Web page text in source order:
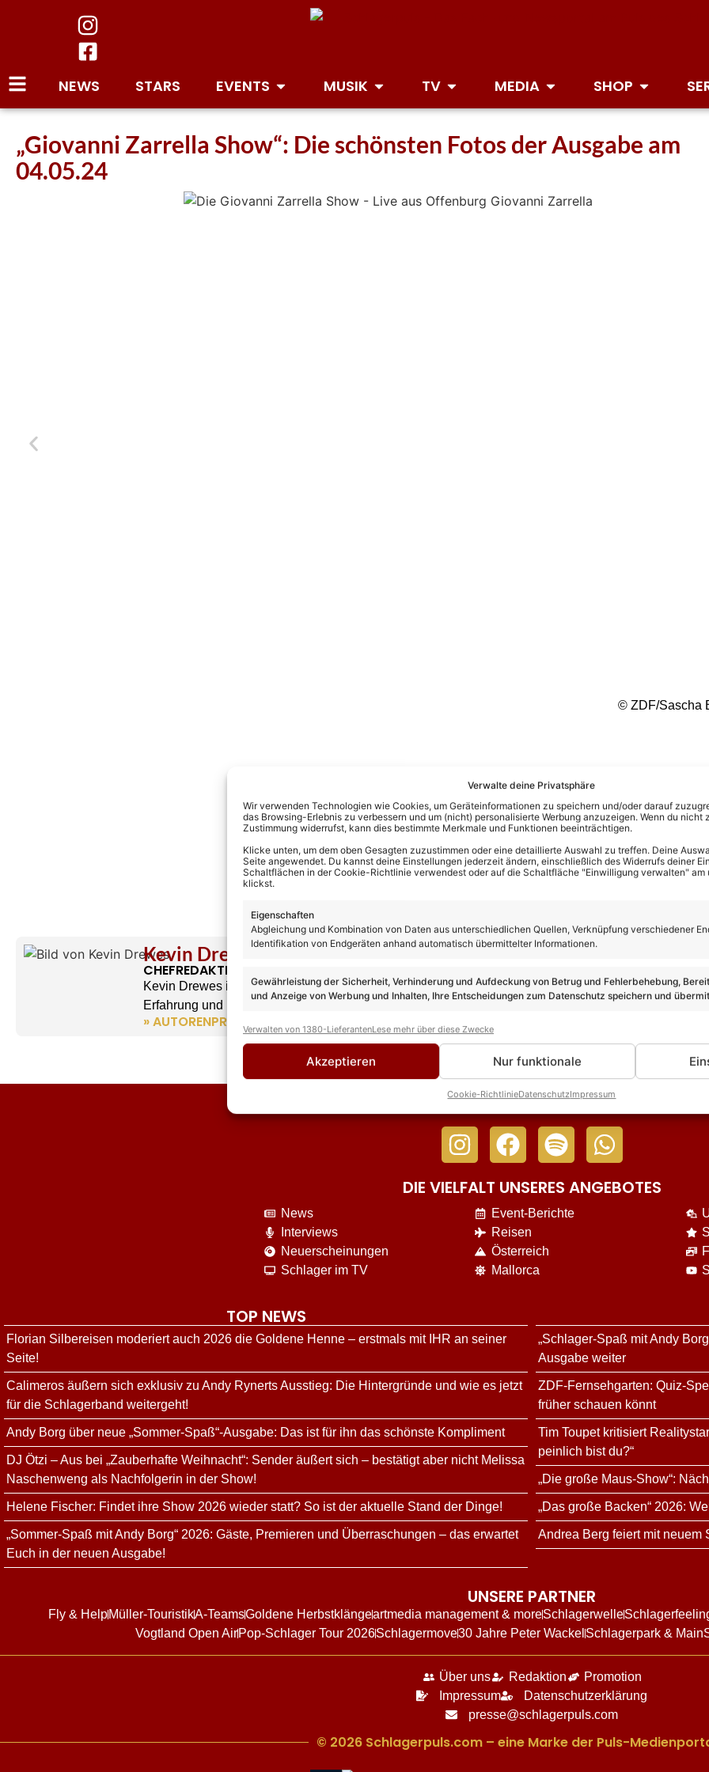
Verwalte deine Privatsphäre
Wir verwenden Technologien wie Cookies, um Geräteinformationen zu speichern und/oder darauf
das Browsing-Erlebnis zu verbessern und um (nicht) personalisierte Werbung anzuzeigen. Wenn du nicht
Zustimmung widerrufst, kann dies bestimmte Merkmale und Funktionen beeinträchtigen.
Klicke unten, um dem oben Gesagten zuzustimmen oder eine detaillierte Auswahl zu treffen. Deine
Seite angewendet. Du kannst deine Einstellungen jederzeit ändern, einschließlich des Widerrufs deiner
Schaltflächen in der Cookie-Richtlinie verwendest oder auf die Schaltfläche "Einwilligung verwalten" am
klickst.
Eigenschaften
Abgleichung und Kombination von Daten aus unterschiedlichen Quellen, Verknüpfung verschiedener
Identifikation von Endgeräten anhand automatisch übermittelter Informationen.
Gewährleistung der Sicherheit, Verhinderung und Aufdeckung von Betrug und Fehlerbehebung,
und Anzeige von Werbung und Inhalten, Ihre Entscheidungen zum Datenschutz speichern und
Verwalten von 1380-LieferantenLese mehr über diese Zwecke
Akzeptieren Nur funktionale
Cookie-RichtlinieDatenschutzImpressum
NEWS STARS EVENTS MUSIK TV MEDIA SHOP
„Giovanni Zarrella Show“: Die schönsten Fotos der Ausgabe am
04.05.24
© ZDF/Sascha
Kevin Drewes
CHEFREDAKTEUR
Kevin Drewes ist seit über 10 Jahren im Schlager unterwegs und bringt als Chefredakteur seine
Erfahrung und Leidenschaft mit hinein. Kein anderer kann solch eine Expertise wie er vorweisen.
» AUTORENPROFIL & ALLE ARTIKEL VON KEVIN DREWES
DIE VIELFALT UNSERES ANGEBOTES
News
Interviews
Neuerscheinungen
Schlager im TV
Event-Berichte
Reisen
Österreich
Mallorca
TOP NEWS
Florian Silbereisen moderiert auch 2026 die Goldene Henne – erstmals mit IHR an seiner
Seite!
Calimeros äußern sich exklusiv zu Andy Rynerts Ausstieg: Die Hintergründe und wie es jetzt
für die Schlagerband weitergeht!
Andy Borg über neue „Sommer-Spaß“-Ausgabe: Das ist für ihn das schönste Kompliment
DJ Ötzi – Aus bei „Zauberhafte Weihnacht“: Sender äußert sich – bestätigt aber nicht Melissa
Naschenweng als Nachfolgerin in der Show!
Helene Fischer: Findet ihre Show 2026 wieder statt? So ist der aktuelle Stand der Dinge!
„Sommer-Spaß mit Andy Borg“ 2026: Gäste, Premieren und Überraschungen – das erwartet
Euch in der neuen Ausgabe!
„Schlager-Spaß mit Andy
Ausgabe weiter
ZDF-Fernsehgarten: Quiz-
früher schauen könnt
Tim Toupet kritisiert
peinlich bist du?“
„Die große Maus-Show“:
„Das große Backen“ 2026:
Andrea Berg feiert mit neuem
UNSERE PARTNER
Fly & HelpMüller-TouristikA-TeamsGoldene Herbstklängeartmedia management & moreSchlagerwelle
Vogtland Open AirPop-Schlager Tour 2026Schlagermove30 Jahre Peter Wackel Schlagerpark &
Über uns Redaktion
Promotion
Impressum
Datenschutzerklärung
presse@schlagerpuls.com
© 2026 Schlagerpuls.com – eine Marke der Puls-